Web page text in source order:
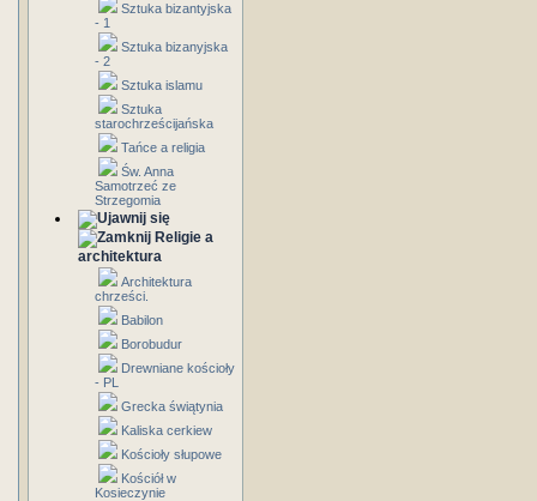
Sztuka bizantyjska
- 1
Sztuka bizanyjska
- 2
Sztuka islamu
Sztuka
starochrześcijańska
Tańce a religia
Św. Anna
Samotrzeć ze
Strzegomia
Religie a
architektura
Architektura
chrześci.
Babilon
Borobudur
Drewniane kościoły
- PL
Grecka świątynia
Kaliska cerkiew
Kościoły słupowe
Kościół w
Kosieczynie